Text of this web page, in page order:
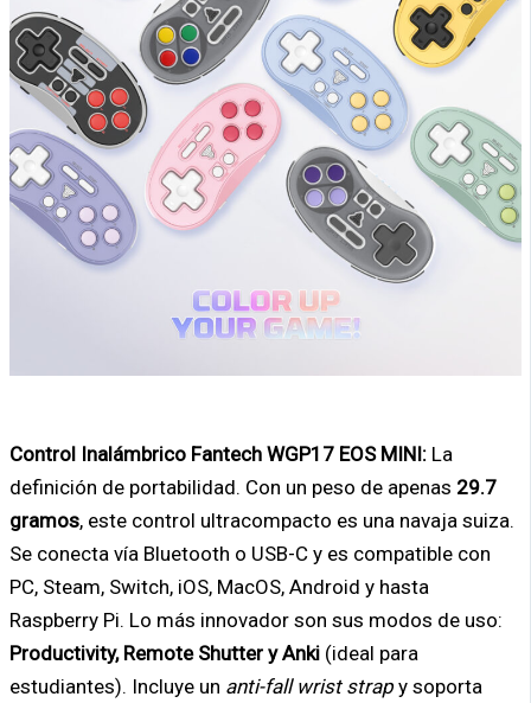
Control Inalámbrico Fantech WGP17 EOS MINI: La
definición de portabilidad. Con un peso de apenas 29.7
gramos, este control ultracompacto es una navaja suiza.
Se conecta vía Bluetooth o USB-C y es compatible con
PC, Steam, Switch, iOS, MacOS, Android y hasta
Raspberry Pi. Lo más innovador son sus modos de uso:
Productivity, Remote Shutter y Anki (ideal para
estudiantes). Incluye un anti-fall wrist strapy soporta